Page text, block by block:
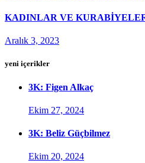
KADINLAR VE KURABİYELER
Aralık 3, 2023
yeni içerikler
3K: Figen Alkaç
Ekim 27, 2024
3K: Beliz Güçbilmez
Ekim 20, 2024